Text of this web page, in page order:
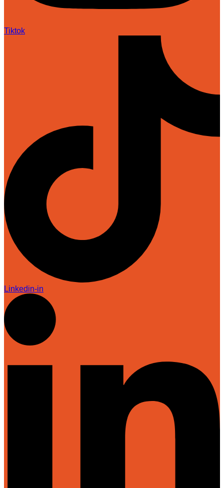
Tiktok
Linkedin-in